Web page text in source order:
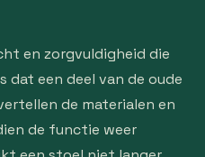
en zorgvuldigheid die
een deel van de oude
de materialen en
de functie weer